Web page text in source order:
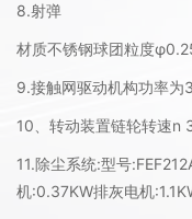
8.射弹
材质不锈钢球团粒度
9.接触网驱动机构功率为
10、转动装置链轮转速n
11.除尘系统:型号
机:0.37KW排灰电机